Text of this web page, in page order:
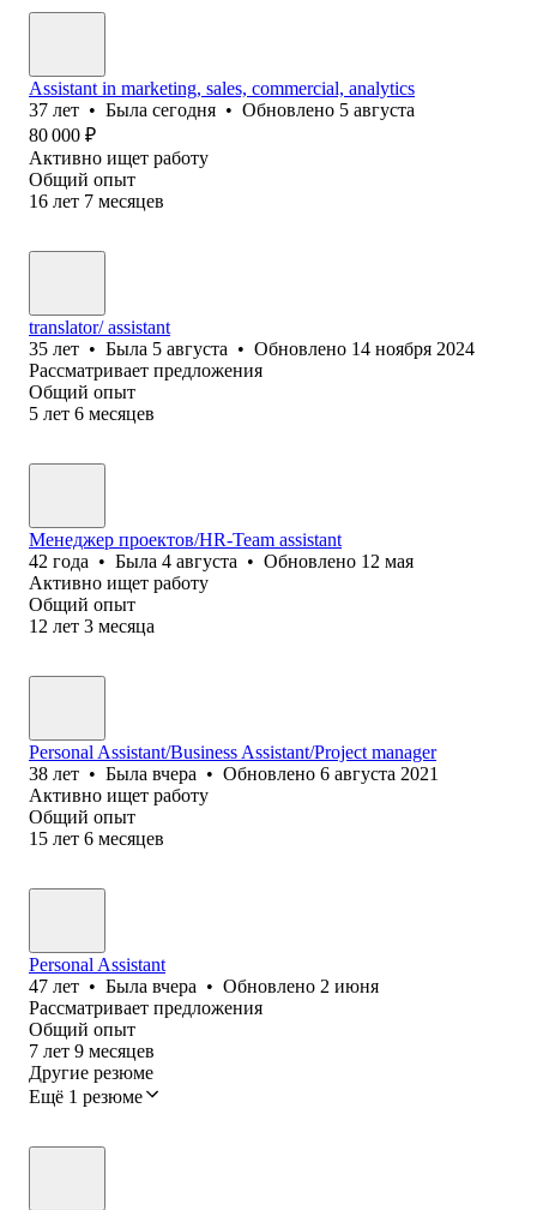
Assistant in marketing, sales, commercial, analytics
37 лет • Была сегодня • Обновлено 5 августа
80 000 ₽
Активно ищет работу
Общий опыт
16 лет 7 месяцев
translator/ assistant
35 лет • Была 5 августа • Обновлено 14 ноября 2024
Рассматривает предложения
Общий опыт
5 лет 6 месяцев
Менеджер проектов/HR-Team assistant
42 года • Была 4 августа • Обновлено 12 мая
Активно ищет работу
Общий опыт
12 лет 3 месяца
Personal Assistant/Business Assistant/Project manager
38 лет • Была вчера • Обновлено 6 августа 2021
Активно ищет работу
Общий опыт
15 лет 6 месяцев
Personal Assistant
47 лет • Была вчера • Обновлено 2 июня
Рассматривает предложения
Общий опыт
7 лет 9 месяцев
Другие резюме
Ещё 1 резюме